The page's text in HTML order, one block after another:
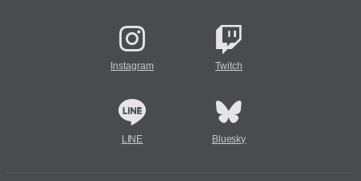
Instagram Twitch
LINE Bluesky